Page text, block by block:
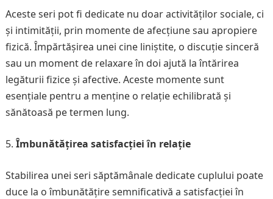
Aceste seri pot fi dedicate nu doar activităților sociale, ci
și intimității, prin momente de afecțiune sau apropiere
fizică. Împărtășirea unei cine liniștite, o discuție sinceră
sau un moment de relaxare în doi ajută la întărirea
legăturii fizice și afective. Aceste momente sunt
esențiale pentru a menține o relație echilibrată și
sănătoasă pe termen lung.
Îmbunătățirea satisfacției în relație
Stabilirea unei seri săptămânale dedicate cuplului poate
duce la o îmbunătățire semnificativă a satisfacției în